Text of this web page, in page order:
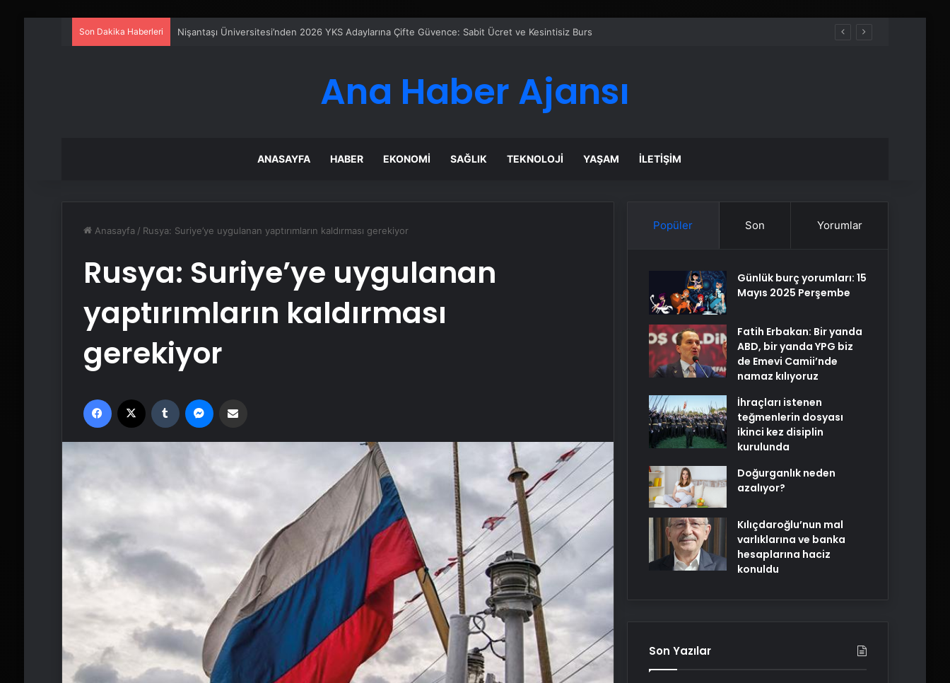
Son Dakika Haberleri Serjoy : Dijital Medya Ajansı, Google Reklam Ajansı, SEO Ajansı ve Web Tasarım Ajansı
Ana Haber Ajansı
ANASAYFA HABER EKONOMI SAĞLIK TEKNOLOJI YAŞAM İLETIŞIM
Anasayfa / Rusya: Suriye’ye uygulanan yaptırımların kaldırması gerekiyor
Rusya: Suriye’ye uygulanan
yaptırımların kaldırması
gerekiyor
Facebook Tumblr
Popüler Son Yorumlar
Günlük burç yorumları: 15
Mayıs 2025 Perşembe
Fatih Erbakan: Bir yanda
ABD, bir yanda YPG biz
de Emevi Camii’nde
namaz kılıyoruz
İhraçları istenen
teğmenlerin dosyası
ikinci kez disiplin
kurulunda
Doğurganlık neden
azalıyor?
Kılıçdaroğlu’nun mal
varlıklarına ve banka
hesaplarına haciz
konuldu
Son Yazılar